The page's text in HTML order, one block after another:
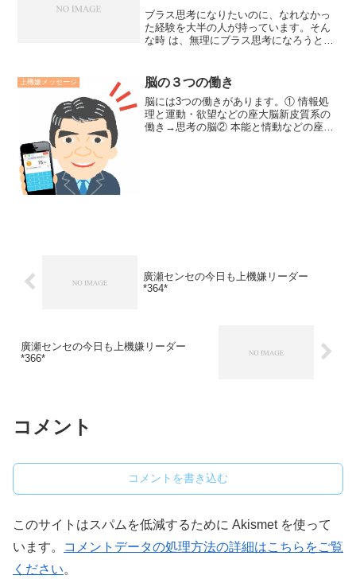
ブラス思考になりたいのに、なれなかっ
た経験を大半の人が持っています。そん
な時 は、無理にブラス思考になろうとせ
宇宙大自然の摂理から、起こっている現
象の意味を問うことです...
上機嫌メッセージ 脳の３つの働き
脳には3つの働きがあります。① 情報処
理と運動・欲望などの座大脳新皮質系の
働き→思考の脳② 本能と情動などの座
廣瀬センセの今日も上機嫌リーダー
*364*
廣瀬センセの今日も上機嫌リーダー
*366*
コメント
コメントを書き込む
このサイトはスパムを低減するために Akismet を使って
います。
コメントデータの処理方法の詳細はこちらをご覧
ください。